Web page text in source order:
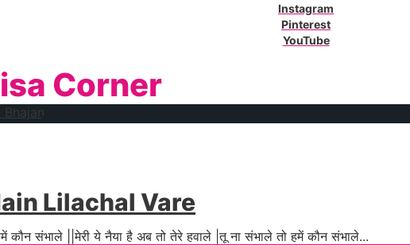
Instagram
Pinterest
YouTube
Corner
Lilachal Vare
कौन संभाले ||मेरी ये नैया है अब तो तेरे हवाले |तू ना संभाले तो हमें कौन संभाले...